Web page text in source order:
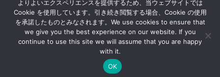
プライバシーポリシー・免責事項について
よりよいエクスペリエンスを提供するため、当ウェブサイトでは
Cookie を使用しています。引き続き閲覧する場合、Cookie の使用
を承諾したものとみなされます。We use cookies to ensure that
we give you the best experience on our website. If you
continue to use this site we will assume that you are happy
with it.
OK